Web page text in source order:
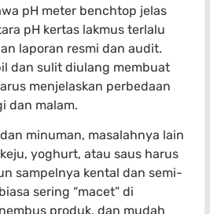
pH meter benchtop jelas
pH kertas lakmus terlalu
laporan resmi dan audit.
dan sulit diulang membuat
menjelaskan perbedaan
dan malam.
minuman, masalahnya lain
yoghurt, atau saus harus
sampelnya kental dan semi-
sering “macet” di
produk, dan mudah